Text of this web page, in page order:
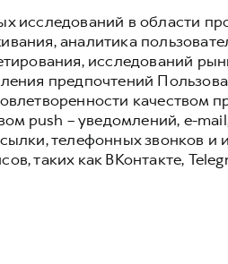
исследований в области
аналитика
исследований
предпочтений
качеством
push – уведомлений, e-
телефонных звонков
таких как ВКонтакте,